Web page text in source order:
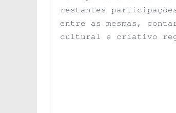
restantes
entre as mesmas,
cultural e criativo